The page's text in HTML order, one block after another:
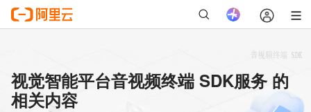
视觉智能平台音视频终端 SDK服务 的
相关内容